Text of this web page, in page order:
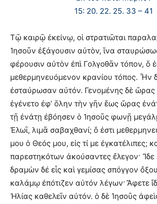
15: 20. 22. 25. 33 – 41
Τῷ καιρῷ ἐκείνῳ, οἱ στρατιῶται
Ἰησοῦν ἐξάγουσιν αὐτὸν, ἵνα
φέρουσιν αὐτὸν ἐπὶ Γολγοθᾶν τόπον, ὅ
μεθερμηνευόμενον κρανίου τόπος. Ἦν
ἐσταύρωσαν αὐτόν. Γενομένης δὲ ὥρας
ἐγένετο ἐφ’ ὅλην τὴν γῆν ἕως ὥρας
τῇ ἐνάτῃ ἐβόησεν ὁ Ἰησοῦς φωνῇ
Ἐλωῒ, λιμᾶ σαβαχθανί; ὅ ἐστι
μου ὁ Θεός μου, εἰς τί με ἐγκατέλιπες;
παρεστηκότων ἀκούσαντες ἔλεγον·
δραμὼν δέ εἷς καὶ γεμίσας σπόγγον
καλάμῳ ἐπότιζεν αὐτόν λέγων· Ἄφετε
Ἠλίας καθελεῖν αὐτόν. ὁ δὲ Ἰησοῦς